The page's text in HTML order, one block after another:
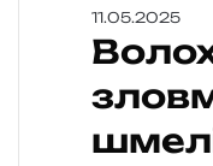
11.05.2025